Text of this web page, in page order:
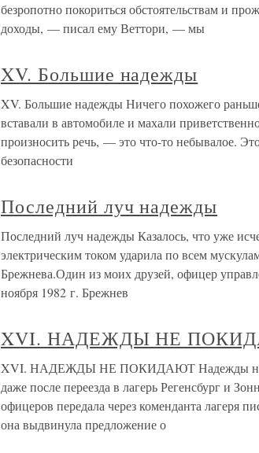
безропотно покориться обстоятельствам и
доходы, — писал ему Веттори, — мы
XV. Большие надежды
XV. Большие надежды Ничего похожего
вставали в автомобиле и махали
произносить речь, — это что-то небывалое.
безопасности
Последний луч надежды
Последний луч надежды Казалось, что уже
электрическим током ударила по всем
Брежнева.Один из моих друзей, офицер
ноября 1982 г. Брежнев
XVI. НАДЕЖДЫ НЕ
XVI. НАДЕЖДЫ НЕ ПОКИДАЮТ Надежды на
даже после переезда в лагерь Регенсбург и
офицеров передала через коменданта лагеря
она выдвинула предложение о